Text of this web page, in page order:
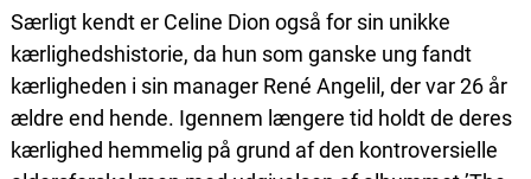
Særligt kendt er Celine Dion også for sin unikke
kærlighedshistorie, da hun som ganske ung fandt
kærligheden i sin manager René Angelil, der var 26 år
ældre end hende. Igennem længere tid holdt de deres
kærlighed hemmelig på grund af den kontroversielle